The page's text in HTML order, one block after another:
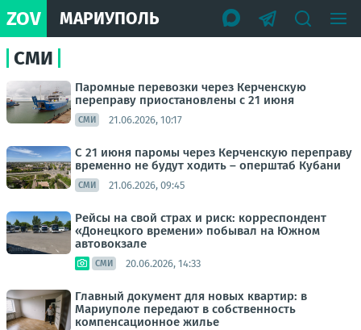
ZOV МАРИУПОЛЬ
СМИ
Паромные перевозки через Керченскую
переправу приостановлены с 21 июня
СМИ 21.06.2026, 10:17
С 21 июня паромы через Керченскую переправу
временно не будут ходить – оперштаб Кубани
СМИ 21.06.2026, 09:45
Рейсы на свой страх и риск: корреспондент
«Донецкого времени» побывал на Южном
автовокзале
СМИ 20.06.2026, 14:33
Главный документ для новых квартир: в
Мариуполе передают в собственность
компенсационное жилье